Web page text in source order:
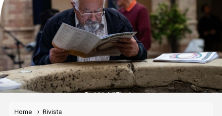
Home Rivista